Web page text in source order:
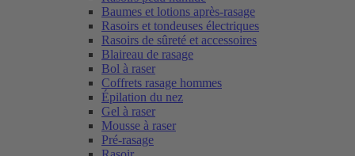
Baumes et lotions après-rasage
Rasoirs et tondeuses électriques
Rasoirs de sûreté et accessoires
Blaireau de rasage
Bol à raser
Coffrets rasage hommes
Épilation du nez
Gel à raser
Mousse à raser
Pré-rasage